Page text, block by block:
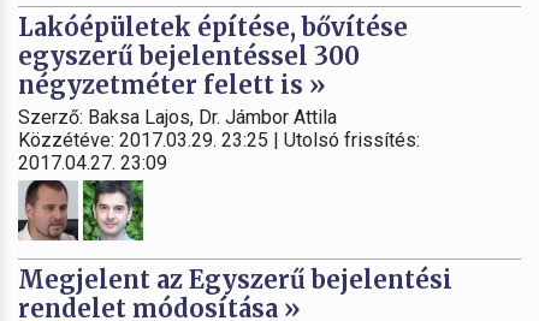
Lakóépületek építése, bővítése
egyszerű bejelentéssel 300
négyzetméter felett is »
Szerző: Baksa Lajos, Dr. Jámbor Attila
Közzétéve: 2017.03.29. 23:25 | Utolsó frissítés:
2017.04.27. 23:09
Megjelent az Egyszerű bejelentési
rendelet módosítása »